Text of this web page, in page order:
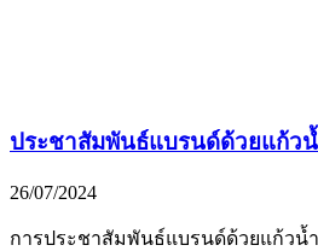
ประชาสัมพันธ์แบรนด์ด้วยแก้ว
26/07/2024
การประชาสัมพันธ์แบรนด์ด้วยแก้วน้